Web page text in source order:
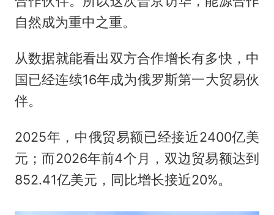
自然成为重中之重。
从数据就能看出双方合作增长有多快，中
国已经连续16年成为俄罗斯第一大贸易伙
伴。
2025年，中俄贸易额已经接近2400亿美
元；而2026年前4个月，双边贸易额达到
852.41亿美元，同比增长接近20%。